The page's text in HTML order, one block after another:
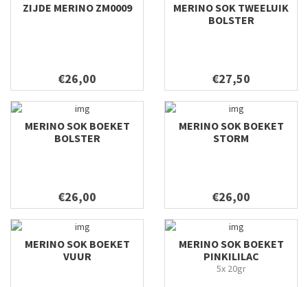
ZIJDE MERINO ZM0009
€26,00
MERINO SOK TWEELUIK
BOLSTER
€27,50
MERINO SOK BOEKET
BOLSTER
€26,00
MERINO SOK BOEKET
STORM
€26,00
MERINO SOK BOEKET
VUUR
MERINO SOK BOEKET
PINKILILAC
5x 20gr